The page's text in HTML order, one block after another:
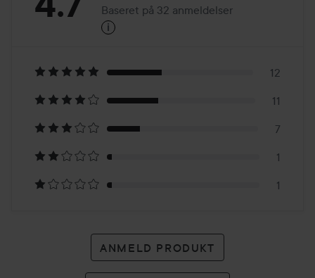
Baseret
på
32
anmeldelser
Baseret på 32 anmeldelser
i
12
11
7
1
1
ANMELD PRODUKT